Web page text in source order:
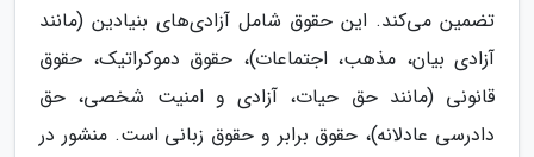
تضمین می‌کند. این حقوق شامل آزادی‌های بنیادین (مانند
آزادی بیان، مذهب، اجتماعات)، حقوق دموکراتیک، حقوق
قانونی (مانند حق حیات، آزادی و امنیت شخصی، حق
دادرسی عادلانه)، حقوق برابر و حقوق زبانی است. منشور در